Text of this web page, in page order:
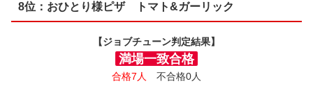
8位：おひとり様ピザ トマト&ガーリック
【ジョブチューン判定結果】
満場一致合格
合格7人 不合格0人